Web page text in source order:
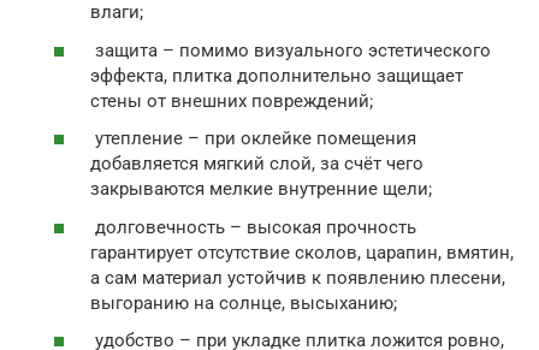
влаги;
защита – помимо визуального эстетического
эффекта, плитка дополнительно защищает
стены от внешних повреждений;
утепление – при оклейке помещения
добавляется мягкий слой, за счёт чего
закрываются мелкие внутренние щели;
долговечность – высокая прочность
гарантирует отсутствие сколов, царапин, вмятин,
а сам материал устойчив к появлению плесени,
выгоранию на солнце, высыханию;
удобство – при укладке плитка ложится ровно,